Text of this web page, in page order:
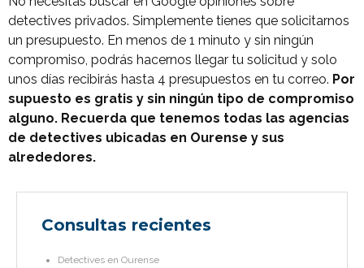
detectives privados. Simplemente tienes que solicitarnos
un presupuesto. En menos de 1 minuto y sin ningún
compromiso, podrás hacernos llegar tu solicitud y solo
unos días recibirás hasta 4 presupuestos en tu correo. Por
supuesto es gratis y sin ningún tipo de compromiso
alguno. Recuerda que tenemos todas las agencias
de detectives ubicadas en Ourense y sus
alrededores.
Consultas recientes
Detectives en Ourense